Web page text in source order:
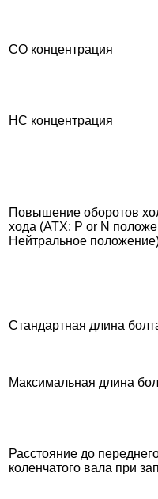
CO концентрация
HC концентрация
Повышение оборотов
хода (ATX: P or N
Нейтральное
Стандартная длина
Максимальная длина
Расстояние до
коленчатого вала при